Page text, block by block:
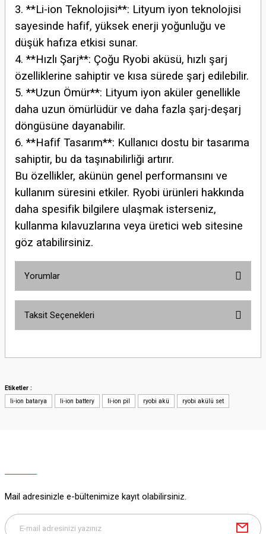
3. **Li-ion Teknolojisi**: Lityum iyon teknolojisi
sayesinde hafif, yüksek enerji yoğunluğu ve
düşük hafıza etkisi sunar.
4. **Hızlı Şarj**: Çoğu Ryobi aküsü, hızlı şarj
özelliklerine sahiptir ve kısa sürede şarj edilebilir.
5. **Uzun Ömür**: Lityum iyon aküler genellikle
daha uzun ömürlüdür ve daha fazla şarj-deşarj
döngüsüne dayanabilir.
6. **Hafif Tasarım**: Kullanıcı dostu bir tasarıma
sahiptir, bu da taşınabilirliği artırır.
Bu özellikler, akünün genel performansını ve
kullanım süresini etkiler. Ryobi ürünleri hakkında
daha spesifik bilgilere ulaşmak isterseniz,
kullanma kılavuzlarına veya üretici web sitesine
göz atabilirsiniz.
Yorumlar
Yorum Yaz
Taksit Seçenekleri
Etiketler :
li-ion batarya
li-ion battery li-ion pil ryobi akü ryobi akülü set
Mail adresinizle e-bültenimize kayıt olabilirsiniz.